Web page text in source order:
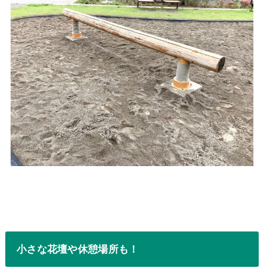
小さな花壇や休憩場所も！